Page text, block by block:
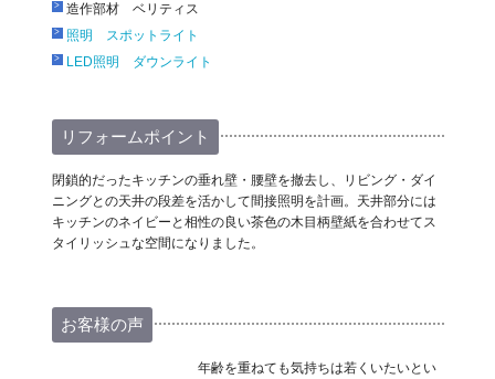
造作部材 ベリティス
照明 スポットライト
LED照明 ダウンライト
リフォームポイント
閉鎖的だったキッチンの垂れ壁・腰壁を撤去し、リビング・ダイ
ニングとの天井の段差を活かして間接照明を計画。天井部分には
キッチンのネイビーと相性の良い茶色の木目柄壁紙を合わせてス
タイリッシュな空間になりました。
お客様の声
年齢を重ねても気持ちは若くいたいとい